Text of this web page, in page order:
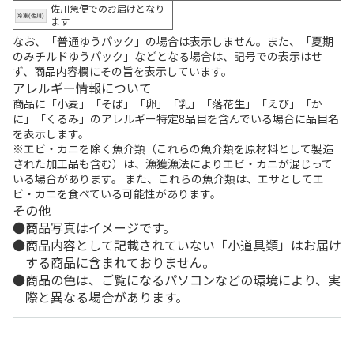
佐川急便でのお届けとなり
ます
なお、「普通ゆうパック」の場合は表示しません。また、「夏期
のみチルドゆうパック」などとなる場合は、記号での表示はせ
ず、商品内容欄にその旨を表示しています。
アレルギー情報について
商品に「小麦」「そば」「卵」「乳」「落花生」「えび」「か
に」「くるみ」のアレルギー特定8品目を含んでいる場合に品目名
を表示します。
※エビ・カニを除く魚介類（これらの魚介類を原材料として製造
された加工品も含む）は、漁獲漁法によりエビ・カニが混じって
いる場合があります。 また、これらの魚介類は、エサとしてエ
ビ・カニを食べている可能性があります。
その他
商品写真はイメージです。
商品内容として記載されていない「小道具類」はお届け
する商品に含まれておりません。
商品の色は、ご覧になるパソコンなどの環境により、実
際と異なる場合があります。